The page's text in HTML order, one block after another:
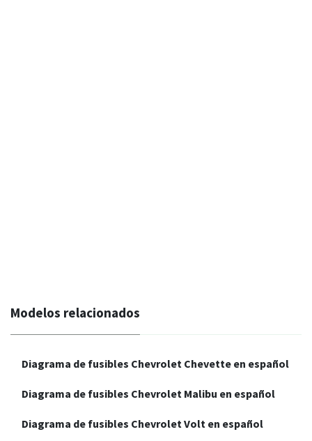
Modelos relacionados
Diagrama de fusibles Chevrolet Chevette en español
Diagrama de fusibles Chevrolet Malibu en español
Diagrama de fusibles Chevrolet Volt en español